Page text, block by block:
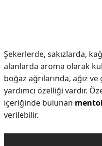
Şekerlerde, sakızlarda,
alanlarda aroma olarak
boğaz ağrılarında, ağız
yardımcı özelliği vardır.
içeriğinde bulunan mentol
verilebilir.